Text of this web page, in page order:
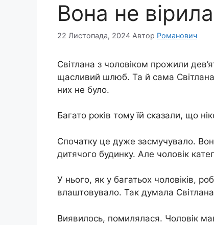
Вона не
22 Листопада, 2024 Автор Романович
Світлана з чоловіком прожили
щасливий шлюб. Та й сама
них не було.
Багато років тому їй сказали, що
Спочатку це дуже засмучувало.
дитячого будинку. Але чоловік
У нього, як у багатьох чоловіків,
влаштовувало. Так думала
Виявилось, помилялася. Чоловік